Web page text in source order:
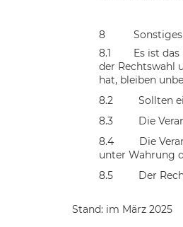
8
Sonstiges
8.1
Es ist
der Rechtswahl
hat, bleiben
8.2
Sollten
8.3
Die
8.4
Die
unter Wahrung
8.5
Der
Stand: im März 2025